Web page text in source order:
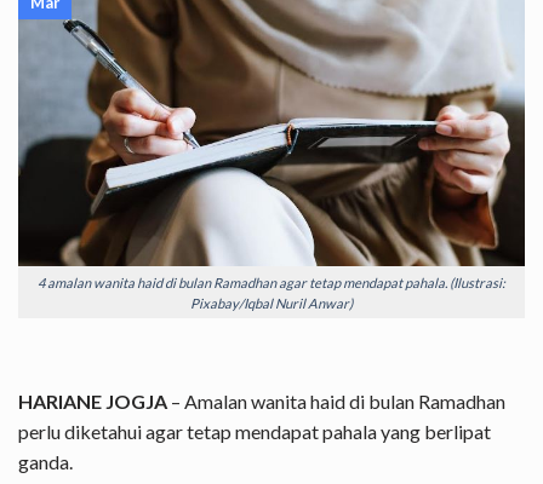
4 amalan wanita haid di bulan Ramadhan agar tetap mendapat pahala. (Ilustrasi:
Pixabay/Iqbal Nuril Anwar)
HARIANE JOGJA – Amalan wanita haid di bulan Ramadhan
perlu diketahui agar tetap mendapat pahala yang berlipat
ganda.